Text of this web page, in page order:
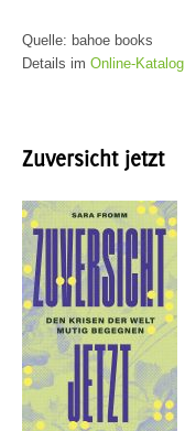
Quelle: bahoe books
Details im Online-Katalog
Zuversicht jetzt